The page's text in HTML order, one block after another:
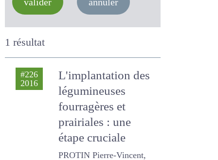
valider annuler
1 résultat
#226
L'implantation des
légumineuses
fourragères et
prairiales : une
étape cruciale